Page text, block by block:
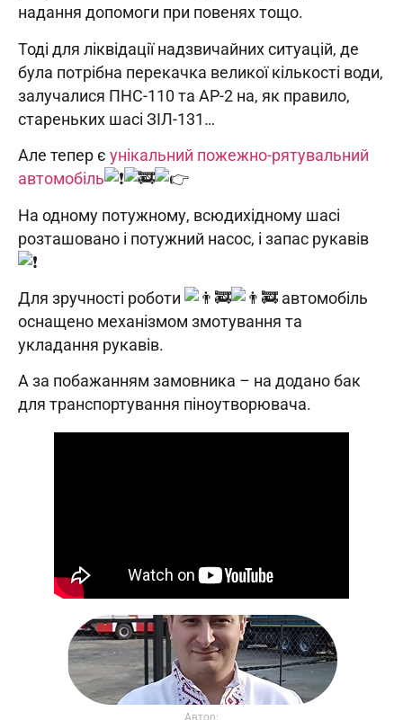
надання допомоги при повенях тощо.
Тоді для ліквідації надзвичайних ситуацій, де
була потрібна перекачка великої кількості води,
залучалися ПНС-110 та АР-2 на, як правило,
стареньких шасі ЗІЛ-131…
Але тепер є унікальний пожежно-рятувальний
автомобіль
На одному потужному, всюдихідному шасі
розташовано і потужний насос, і запас рукавів
Для зручності роботи
автомобіль
оснащено механізмом змотування та
укладання рукавів.
А за побажанням замовника – на додано бак
для транспортування піноутворювача.
Автор: